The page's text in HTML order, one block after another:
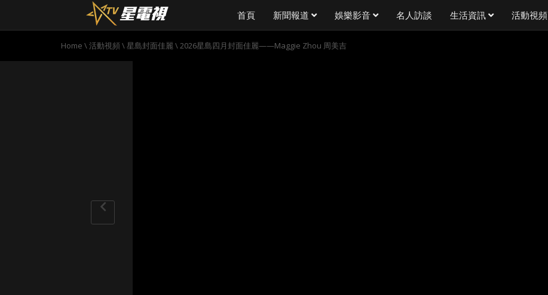
首頁 新聞報道 娛樂影音 名人訪談 生活資訊 活動視頻
Home \活動視頻\星島封面佳麗\2026星島四月封面佳麗——Maggie Zhou 周美吉